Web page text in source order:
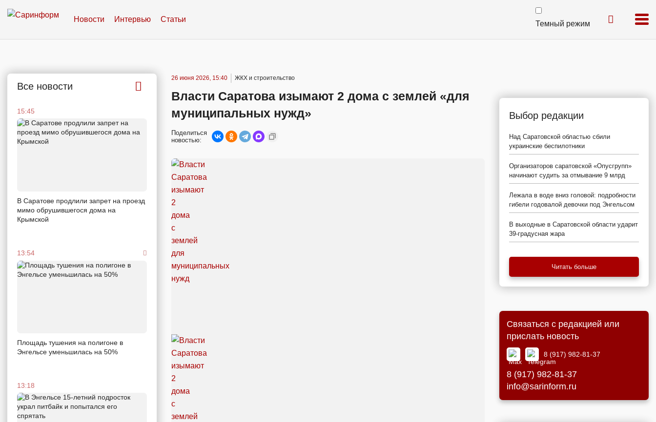
Новости Интервью Статьи
Темный режим
Все новости
15:45
В Саратове продлили запрет на проезд
мимо обрушившегося дома на
Крымской
13:54
Площадь тушения на полигоне в
Энгельсе уменьшилась на 50%
13:18
26 июня 2026, 15:40 ЖКХ и строительство
Власти Саратова изымают 2 дома с землей «для
муниципальных нужд»
Поделиться
новостью:
Выбор редакции
Над Саратовской областью сбили
украинские беспилотники
Организаторов саратовской «Опусгрупп»
начинают судить за отмывание 9 млрд
Лежала в воде вниз головой: подробности
гибели годовалой девочки под Энгельсом
В выходные в Саратовской области ударит
39-градусная жара
Читать больше
Связаться с редакцией или
прислать новость
8 (917) 982-81-37
8 (917) 982-81-37
info@sarinform.ru